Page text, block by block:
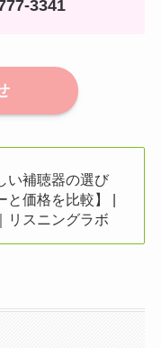
3341
い補聴器の選び
と価格を比較】 |
リスニングラボ